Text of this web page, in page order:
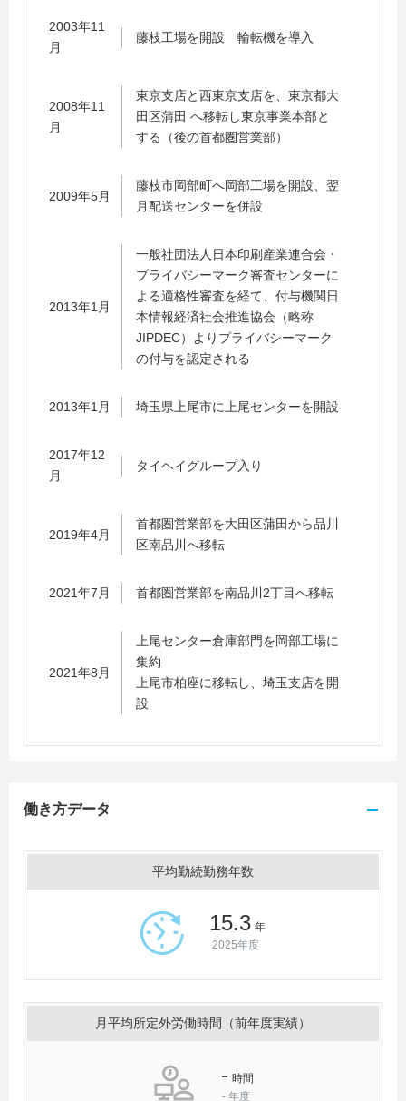
2003年11
月
藤枝工場を開設 輪転機を導入
2008年11
月
東京支店と西東京支店を、東京都大
田区蒲田 へ移転し東京事業本部と
する（後の首都圏営業部）
2009年5月
藤枝市岡部町へ岡部工場を開設、翌
月配送センターを併設
2013年1月
一般社団法人日本印刷産業連合会・
プライバシーマーク審査センターに
よる適格性審査を経て、付与機関日
本情報経済社会推進協会（略称
JIPDEC）よりプライバシーマーク
の付与を認定される
2013年1月 埼玉県上尾市に上尾センターを開設
2017年12
月
タイヘイグループ入り
2019年4月
首都圏営業部を大田区蒲田から品川
区南品川へ移転
2021年7月 首都圏営業部を南品川2丁目へ移転
2021年8月
上尾センター倉庫部門を岡部工場に
集約
上尾市柏座に移転し、埼玉支店を開
設
働き方データ
平均勤続勤務年数
15.3 年
2025年度
月平均所定外労働時間（前年度実績）
- 時間
- 年度